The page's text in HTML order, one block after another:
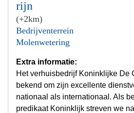
rijn
(+2km)
Bedrijventerrein
Molenwetering
Extra informatie:
Het verhuisbedrijf Koninklijke De
bekend om zijn excellente
nationaal als internationaal. Als
predikaat Koninklijk streven we